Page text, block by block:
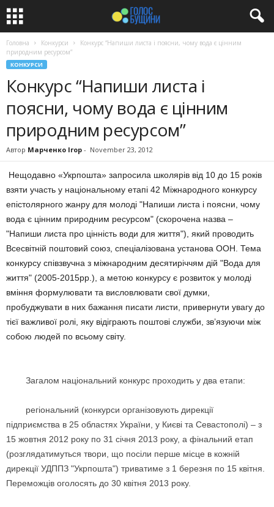
Головна Конкурси
Конкурс “Напиши листа і поясни, чому вода є цінним
природним ресурсом”
КОНКУРСИ
Конкурс “Напиши листа і
поясни, чому вода є цінним
природним ресурсом”
Автор Марченко Ігор - November 23, 2012
Нещодавно «Укрпошта» запросила школярів від 10 до 15 років
взяти участь у національному етапі 42 Міжнародного конкурсу
епістолярного жанру для молоді "Напиши листа і поясни, чому
вода є цінним природним ресурсом" (скорочена назва –
"Напиши листа про цінність води для життя"), який проводить
Всесвітній поштовий союз, спеціалізована установа ООН. Тема
конкурсу співзвучна з міжнародним десятиріччям дій "Вода для
життя" (2005-2015рр.), а метою конкурсу є розвиток у молоді
вміння формулювати та висловлювати свої думки,
пробуджувати в них бажання писати листи, привернути увагу до
тієї важливої ролі, яку відіграють поштові служби, зв’язуючи між
собою людей по всьому світу.
Загалом національний конкурс проходить у два етапи:
регіональний (конкурси організовують дирекції
підприємства в 25 областях України, у Києві та Севастополі) – з
15 жовтня 2012 року по 31 січня 2013 року, а фінальний етап
(розглядатимуться твори, що посіли перше місце в кожній
дирекції УДППЗ "Укрпошта") триватиме з 1 березня по 15 квітня.
Переможців оголосять до 30 квітня 2013 року.